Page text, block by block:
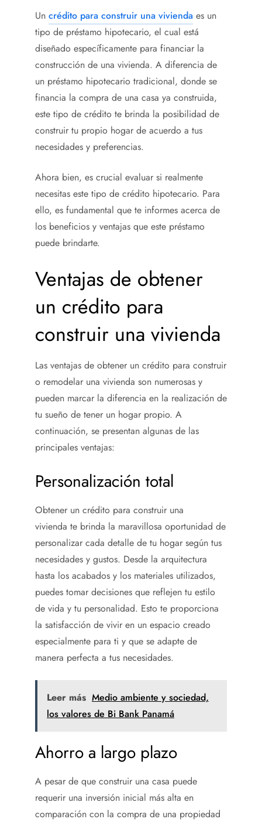
Un crédito para construir una vivienda es un
tipo de préstamo hipotecario, el cual está
diseñado específicamente para financiar la
construcción de una vivienda. A diferencia de
un préstamo hipotecario tradicional, donde se
financia la compra de una casa ya construida,
este tipo de crédito te brinda la posibilidad de
construir tu propio hogar de acuerdo a tus
necesidades y preferencias.
Ahora bien, es crucial evaluar si realmente
necesitas este tipo de crédito hipotecario. Para
ello, es fundamental que te informes acerca de
los beneficios y ventajas que este préstamo
puede brindarte.
Ventajas de obtener
un crédito para
construir una vivienda
Las ventajas de obtener un crédito para construir
o remodelar una vivienda son numerosas y
pueden marcar la diferencia en la realización de
tu sueño de tener un hogar propio. A
continuación, se presentan algunas de las
principales ventajas:
Personalización total
Obtener un crédito para construir una
vivienda te brinda la maravillosa oportunidad de
personalizar cada detalle de tu hogar según tus
necesidades y gustos. Desde la arquitectura
hasta los acabados y los materiales utilizados,
puedes tomar decisiones que reflejen tu estilo
de vida y tu personalidad. Esto te proporciona
la satisfacción de vivir en un espacio creado
especialmente para ti y que se adapte de
manera perfecta a tus necesidades.
Leer más Medio ambiente y sociedad,
los valores de Bi Bank Panamá
Ahorro a largo plazo
A pesar de que construir una casa puede
requerir una inversión inicial más alta en
comparación con la compra de una propiedad